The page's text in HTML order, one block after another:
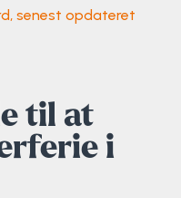
senest opdateret
til at
i